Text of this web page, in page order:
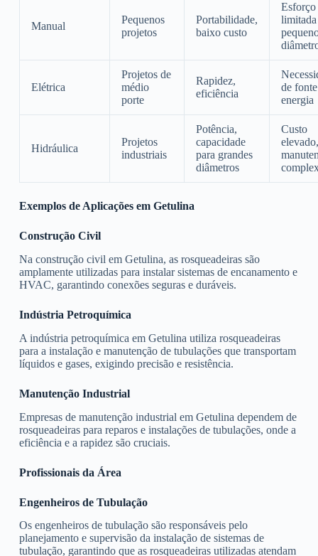
Manual
Pequenos
projetos
Portabilidade,
baixo custo
limitada
Elétrica
Projetos de
médio
porte
Rapidez,
eficiência
de
energia
Hidráulica
Projetos
industriais
Potência,
capacidade
para grandes
diâmetros
Custo
elevado,
Exemplos de Aplicações em Getulina
Construção Civil
Na construção civil em Getulina, as rosqueadeiras são
amplamente utilizadas para instalar sistemas de encanamento e
HVAC, garantindo conexões seguras e duráveis.
Indústria Petroquímica
A indústria petroquímica em Getulina utiliza rosqueadeiras
para a instalação e manutenção de tubulações que transportam
líquidos e gases, exigindo precisão e resistência.
Manutenção Industrial
Empresas de manutenção industrial em Getulina dependem de
rosqueadeiras para reparos e instalações de tubulações, onde a
eficiência e a rapidez são cruciais.
Profissionais da Área
Engenheiros de Tubulação
Os engenheiros de tubulação são responsáveis pelo
planejamento e supervisão da instalação de sistemas de
tubulação, garantindo que as rosqueadeiras utilizadas atendam